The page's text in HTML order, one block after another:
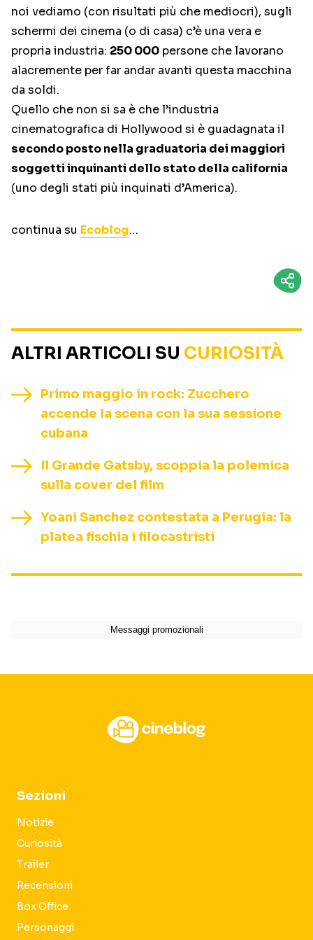
noi vediamo (con risultati più che mediocri), sugli
schermi dei cinema (o di casa) c’è una vera e
propria industria: 250 000 persone che lavorano
alacremente per far andar avanti questa macchina
da soldi.
Quello che non si sa è che l’industria
cinematografica di Hollywood si è guadagnata il
secondo posto nella graduatoria dei maggiori
soggetti inquinanti dello stato della california
(uno degli stati più inquinati d’America).
continua su Ecoblog…
ALTRI ARTICOLI SU CURIOSITÀ
Primo maggio in rock: Zucchero
accende la scena con la sua sessione
cubana
Il Grande Gatsby, scoppia la polemica
sulla cover del film
Yoani Sanchez contestata a Perugia: la
platea fischia i filocastristi
Sezioni
Notizie
Curiosità
Trailer
Recensioni
Box Office
Personaggi